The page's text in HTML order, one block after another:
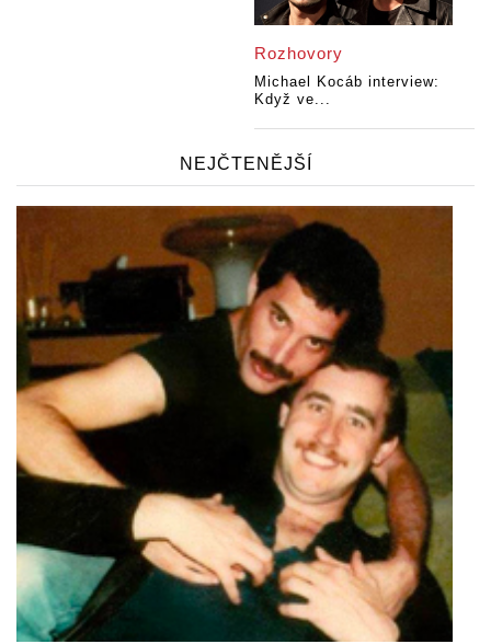
Rozhovory
Michael Kocáb interview:
Když ve...
NEJČTENĚJŠÍ